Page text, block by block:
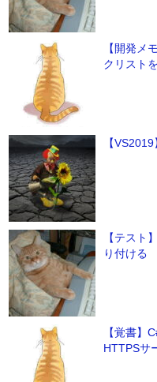
【開発メ
クリスト
【
【テスト
り付ける
【覚書】
HTTPSサ